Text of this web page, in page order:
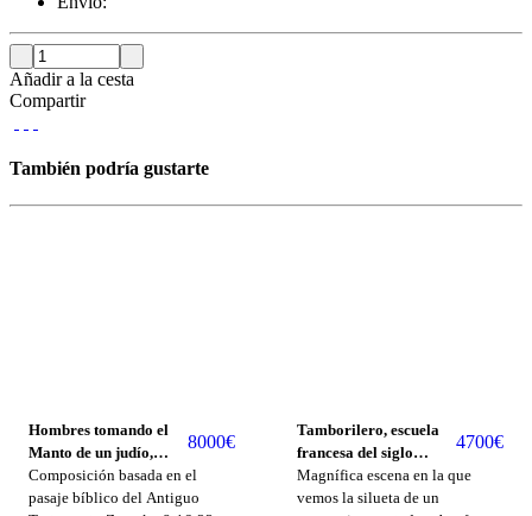
Añadir a la cesta
Compartir
También podría gustarte
Hombres tomando el
Manto de un judío,
escuela de Zacarías
González Velázquez del
8000€
Composición basada en el
pasaje bíblico del Antiguo
Tamborilero, escuela
francesa del siglo
XVIII, círculo de Alexis
Grimou (Argenteuil,
4700€
Magnífica escena en la que
vemos la silueta de un